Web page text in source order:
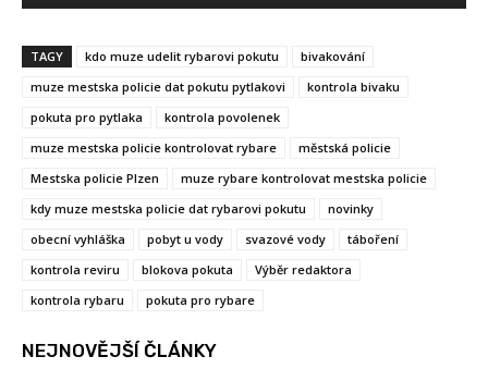
TAGY kdo muze udelit rybarovi pokutu
bivakování
muze mestska policie dat pokutu pytlakovi
kontrola bivaku
pokuta pro pytlaka
kontrola povolenek
muze mestska policie kontrolovat rybare
městská policie
Mestska policie Plzen
muze rybare kontrolovat mestska policie
kdy muze mestska policie dat rybarovi pokutu
novinky
obecní vyhláška
pobyt u vody svazové vody
táboření
kontrola reviru
blokova pokuta
Výběr redaktora
kontrola rybaru
pokuta pro rybare
NEJNOVĚJŠÍ ČLÁNKY